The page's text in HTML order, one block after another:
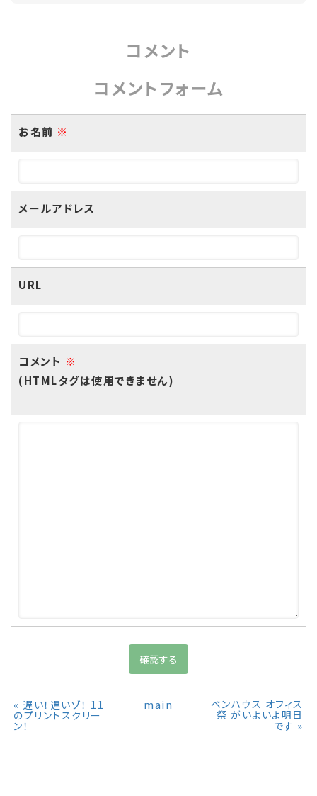
コメント
コメントフォーム
お名前 ※
メールアドレス
URL
コメント ※
(HTMLタグは使用できません)
« 遅い！遅いゾ！ 11
のプリントスクリー
ン！
main ベンハウス オフィス
祭 がいよいよ明日
です »